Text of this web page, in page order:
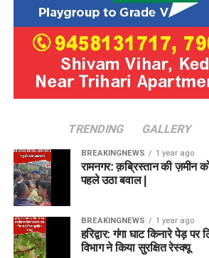
TRENDING GALLERY
BREAKINGNEWS 1 year ago
रामनगर: क़ब्रिस्तान की ज़मीन
पहले उठा बवाल |
BREAKINGNEWS 1 year ago
हरिद्वार: गंगा घाट किनारे पेड़
विभाग ने किया सुरक्षित रेस्क्यू